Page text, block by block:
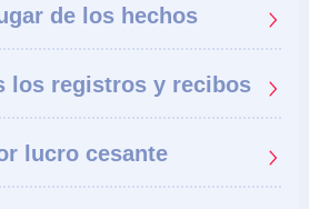
de los hechos
los registros y recibos
lucro cesante